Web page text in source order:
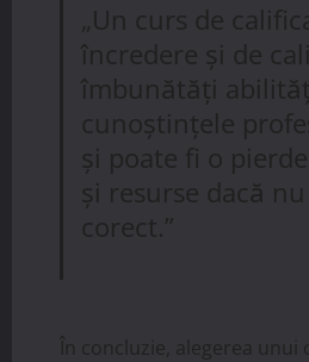
„Un curs de
încredere și de
îmbunătăți
cunoștințele
și poate fi o
și resurse dacă
corect.”
În concluzie, alegerea unui